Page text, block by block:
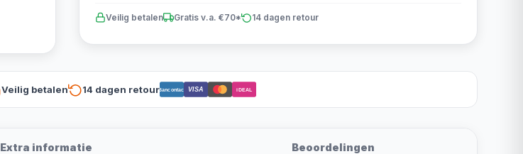
Veilig betalen Gratis v.a. €70* 14 dagen retour
Veilig betalen 14 dagen retourBancontact VISA iDEAL
Extra informatie Beoordelingen